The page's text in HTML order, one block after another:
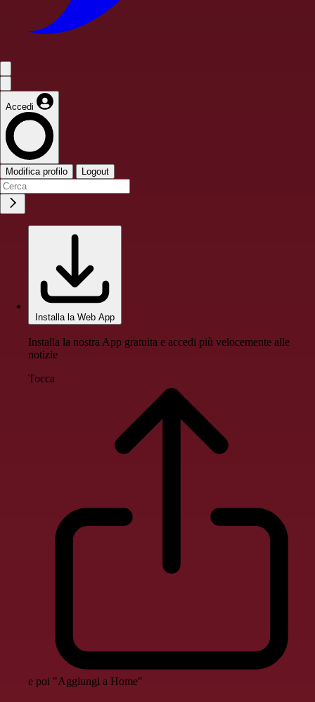
Accedi
Modifica profilo Logout
Installa la Web App
Installa la nostra App gratuita e accedi più velocemente alle
notizie
Tocca
e poi "Aggiungi a Home"